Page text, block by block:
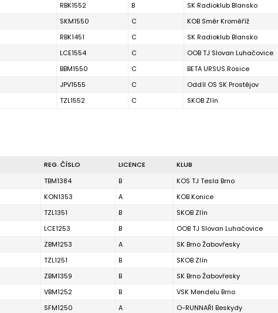
RBK1552 B SK Radioklub Blansko
SKM1550 C KOB Směr Kroměříž
RBK1451 C SK Radioklub Blansko
LCE1554 C OOB TJ Slovan Luhačovice
BBM1550 C BETA URSUS Rosice
JPV1555 C Oddíl OS SK Prostějov
TZL1552 C SKOB Zlín
REG. ČÍSLO LICENCE KLUB
TBM1384 B KOS TJ Tesla Brno
KON1353 A KOB Konice
TZL1351 B SKOB Zlín
LCE1253 B OOB TJ Slovan Luhačovice
ZBM1253 A SK Brno Žabovřesky
TZL1251 B SKOB Zlín
ZBM1359 B SK Brno Žabovřesky
VBM1252 B VSK Mendelu Brno
SFM1250 A O-RUNNAŘI Beskydy